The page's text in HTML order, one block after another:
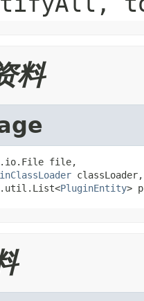
料
file,
classLoader,
PluginEntity>